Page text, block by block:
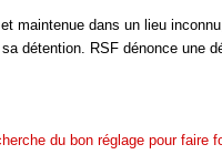
maintenue dans un lieu
détention. RSF dénonce une
du bon réglage pour faire